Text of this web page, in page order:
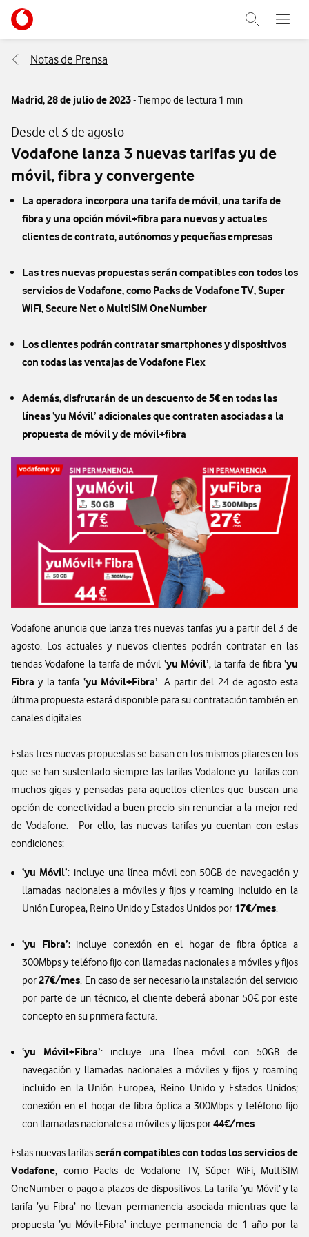
Ir a la pagina principal de vodafone.es
Abrir
Menu
Abre
Notas de Prensa
Madrid,28 de julio de 2023- Tiempo de lectura 1 min
Desde el 3 de agosto
Vodafone lanza 3 nuevas tarifas yu de
móvil, fibra y convergente
La operadora incorpora una tarifa de móvil, una tarifa de
fibra y una opción móvil+fibra para nuevos y actuales
clientes de contrato, autónomos y pequeñas empresas
Las tres nuevas propuestas serán compatibles con todos los
servicios de Vodafone, como Packs de Vodafone TV, Super
WiFi, Secure Net o MultiSIM OneNumber
Los clientes podrán contratar smartphones y dispositivos
con todas las ventajas de Vodafone Flex
Además, disfrutarán de un descuento de 5€ en todas las
líneas ‘yu Móvil’ adicionales que contraten asociadas a la
propuesta de móvil y de móvil+fibra
Vodafone anuncia que lanza tres nuevas tarifas yu a partir del 3 de
agosto. Los actuales y nuevos clientes podrán contratar en las
tiendas Vodafone la tarifa de móvil ‘yu Móvil’, la tarifa de fibra ‘yu
Fibray la tarifa ‘yu Móvil+Fibra’. A partir del 24 de agosto esta
última propuesta estará disponible para su contratación también en
canales digitales.
Estas tres nuevas propuestas se basan en los mismos pilares en los
que se han sustentado siempre las tarifas Vodafone yu: tarifas con
muchos gigas y pensadas para aquellos clientes que buscan una
opción de conectividad a buen precio sin renunciar a la mejor red
de Vodafone. Por ello, las nuevas tarifas yu cuentan con estas
condiciones:
‘yu Móvil’: incluye una línea móvil con 50GB de navegación y
llamadas nacionales a móviles y fijos y roaming incluido en la
Unión Europea, Reino Unido y Estados Unidos por 17€/mes.
‘yu Fibra’:incluye conexión en el hogar de fibra óptica a
300Mbps y teléfono fijo con llamadas nacionales a móviles y fijos
por27€/mes. En caso de ser necesario la instalación del servicio
por parte de un técnico, el cliente deberá abonar 50€ por este
concepto en su primera factura.
‘yu Móvil+Fibra’: incluye una línea móvil con 50GB de
navegación y llamadas nacionales a móviles y fijos y roaming
incluido en la Unión Europea, Reino Unido y Estados Unidos;
conexión en el hogar de fibra óptica a 300Mbps y teléfono fijo
con llamadas nacionales a móviles y fijos por44€/mes.
Estas nuevas tarifasserán compatibles con todos los servicios de
Vodafone, como Packs de Vodafone TV, Súper WiFi, MultiSIM
OneNumber o pago a plazos de dispositivos. La tarifa ‘yu Móvil’ y la
tarifa ‘yu Fibra’ no llevan permanencia asociada mientras que la
propuesta ‘yu Móvil+Fibra’ incluye permanencia de 1 año por la